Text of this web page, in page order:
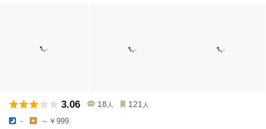
3.06 18 人 121 人
- ～￥999